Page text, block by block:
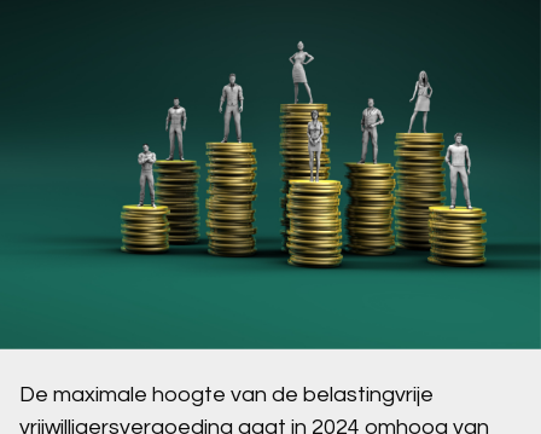
De maximale hoogte van de belastingvrije
vrijwilligersvergoeding gaat in 2024 omhoog van